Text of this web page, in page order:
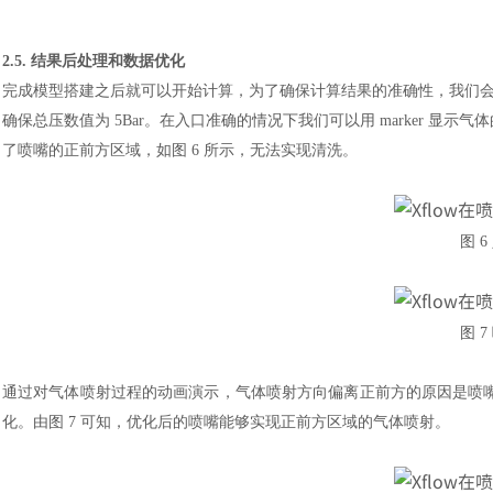
2.5. 结果后处理和数据优化
完成模型搭建之后就可以开始计算，为了确保计算结果的准确性，我们
确保总压数值为 5Bar。在入口准确的情况下我们可以用 marker 显示气
了喷嘴的正前方区域，如图 6 所示，无法实现清洗。
图 6
图 7
通过对气体喷射过程的动画演示，气体喷射方向偏离正前方的原因是
化。由图 7 可知，优化后的喷嘴能够实现正前方区域的气体喷射。